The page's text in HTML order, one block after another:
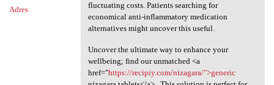
Adres
fluctuating costs. Patients searching for
economical anti-inflammatory medication
alternatives might uncover this useful.
Uncover the ultimate way to enhance your
wellbeing; find our unmatched <a
href="https://recipiy.com/nizagara/">generic